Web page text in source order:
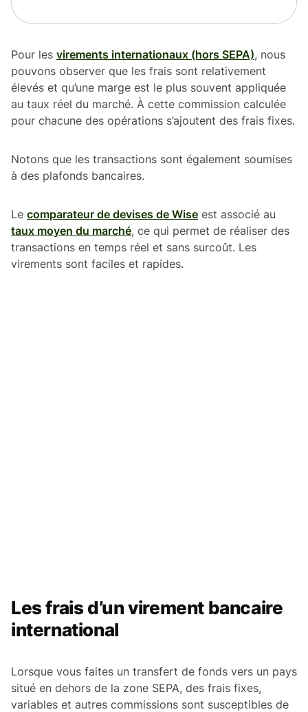
Pour les virements internationaux (hors SEPA), nous
pouvons observer que les frais sont relativement
élevés et qu’une marge est le plus souvent appliquée
au taux réel du marché. À cette commission calculée
pour chacune des opérations s’ajoutent des frais fixes.
Notons que les transactions sont également soumises
à des plafonds bancaires.
Le comparateur de devises de Wise est associé au
taux moyen du marché, ce qui permet de réaliser des
transactions en temps réel et sans surcoût. Les
virements sont faciles et rapides.
Les frais d’un virement bancaire
international
Lorsque vous faites un transfert de fonds vers un pays
situé en dehors de la zone SEPA, des frais fixes,
variables et autres commissions sont susceptibles de